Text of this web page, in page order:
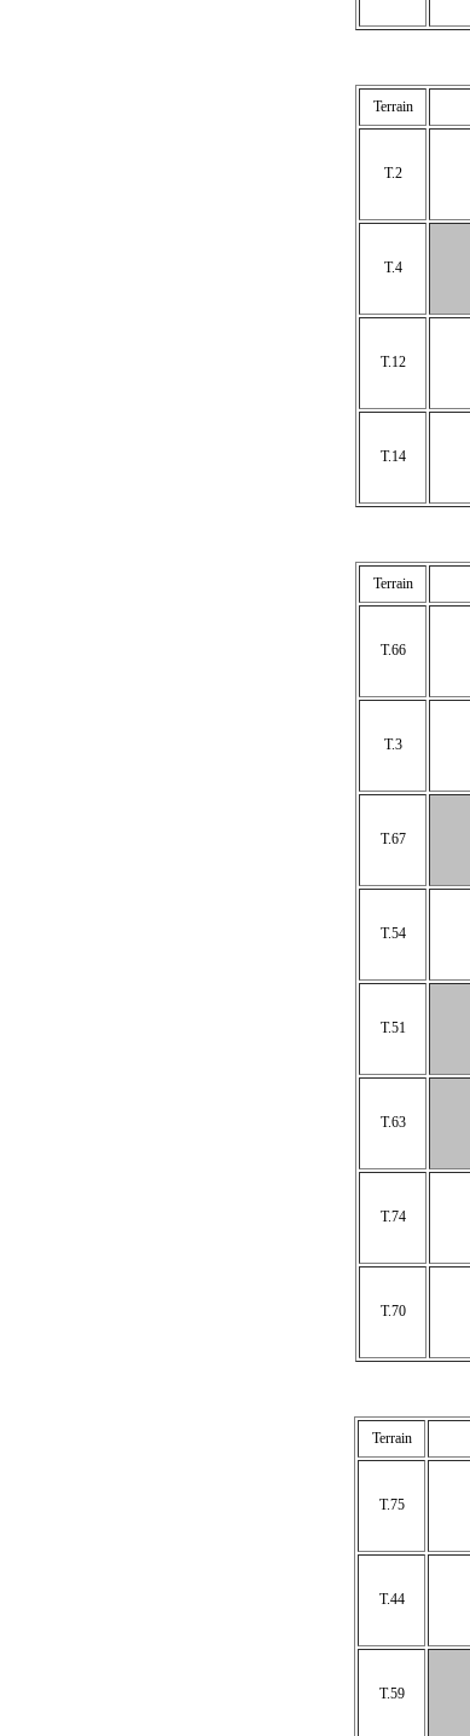
Terrain
T.2
T.4
T.12
T.14
Terrain
T.66
T.3
T.67
T.54
T.51
T.63
T.74
T.70
Terrain
T.75
T.44
T.59